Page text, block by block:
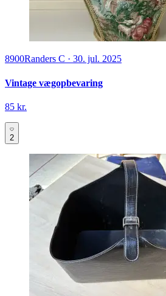
8900Randers C · 30. jul. 2025
Vintage vægopbevaring
85 kr.
2